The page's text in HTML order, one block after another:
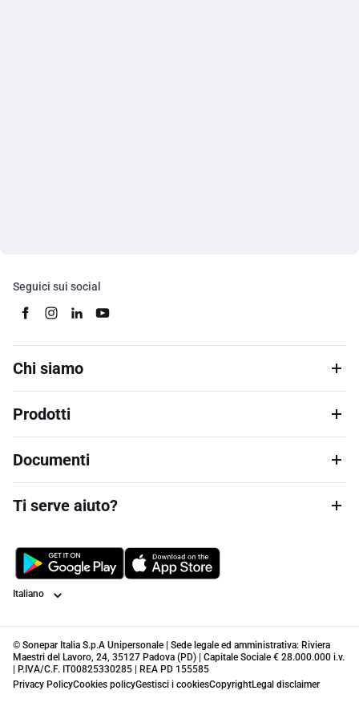
Seguici sui social
Chi siamo
Prodotti
Documenti
Ti serve aiuto?
Lingua
© Sonepar Italia S.p.A Unipersonale | Sede legale ed amministrativa: Riviera
Maestri del Lavoro, 24, 35127 Padova (PD) | Capitale Sociale € 28.000.000 i.v.
| P.IVA/C.F. IT00825330285 | REA PD 155585
Privacy PolicyCookies policyGestisci i cookiesCopyrightLegal disclaimer